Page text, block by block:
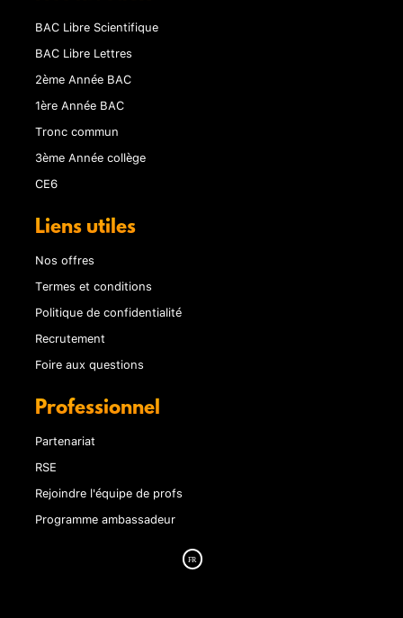
BAC Libre Scientifique
BAC Libre Lettres
2ème Année BAC
1ère Année BAC
Tronc commun
3ème Année collège
CE6
Liens utiles
Nos offres
Termes et conditions
Politique de confidentialité
Recrutement
Foire aux questions
Professionnel
Partenariat
RSE
Rejoindre l'équipe de profs
Programme ambassadeur